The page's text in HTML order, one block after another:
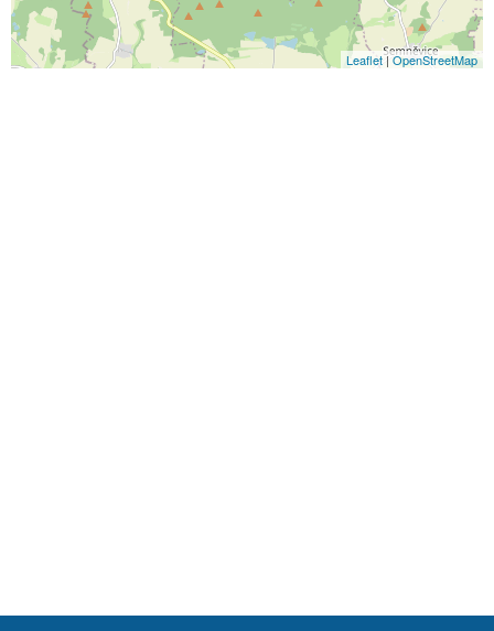
Leaflet|OpenStreetMap